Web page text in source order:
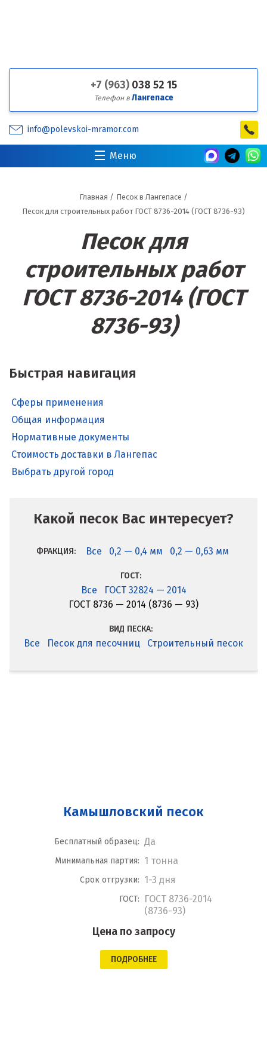
+7 (963) 038 52 15
Телефон в Лангепасе
info@polevskoi-mramor.com
Меню
Главная / Песок в Лангепасе /
Песок для строительных работ ГОСТ 8736-2014 (ГОСТ 8736-93)
Песок для
строительных работ
ГОСТ 8736-2014 (ГОСТ
8736-93)
Быстрая навигация
Сферы применения
Общая информация
Нормативные документы
Стоимость доставки в Лангепас
Выбрать другой город
Какой песок Вас интересует?
ФРАКЦИЯ: Все 0,2 — 0,4 мм 0,2 — 0,63 мм
ГОСТ:
Все
ГОСТ 32824 — 2014
ГОСТ 8736 — 2014 (8736 — 93)
ВИД ПЕСКА:
Все Песок для песочниц Строительный песок
Камышловский песок
Бесплатный образец: Да
Минимальная партия: 1 тонна
Срок отгрузки: 1-3 дня
ГОСТ:
ГОСТ 8736-2014
(8736-93)
Цена по запросу
ПОДРОБНЕЕ